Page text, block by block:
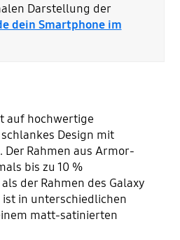
Darstellung der
dein Smartphone im
auf hochwertige
Design mit
Rahmen aus Armor-
bis zu 10 %
der Rahmen des Galaxy
ist in unterschiedlichen
matt-satinierten